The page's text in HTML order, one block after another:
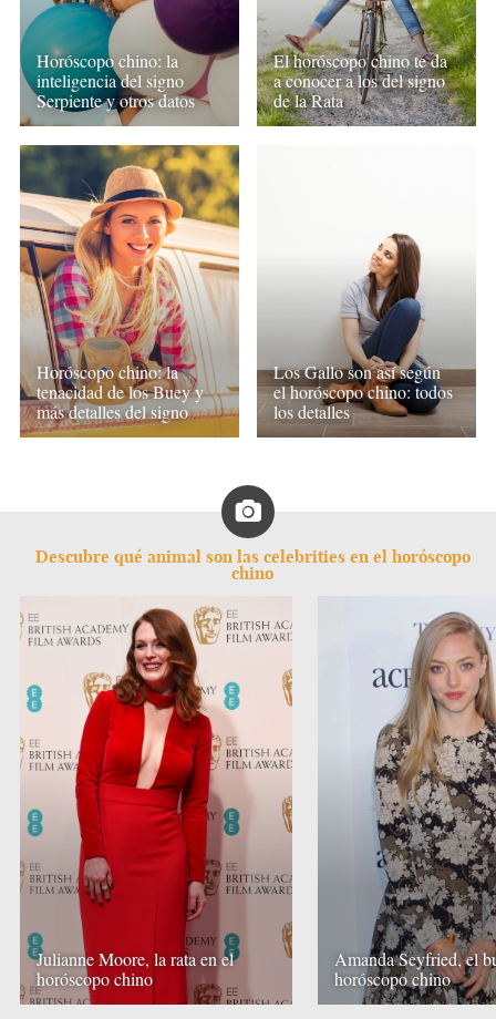
Horóscopo chino: la
inteligencia del signo
Serpiente y otros datos
El horóscopo chino te da
a conocer a los del signo
de la Rata
Horóscopo chino: la
tenacidad de los Buey y
más detalles del signo
Los Gallo son así según
el horóscopo chino: todos
los detalles
Descubre qué animal son las celebrities en el horóscopo
chino
Julianne Moore, la rata en el
horóscopo chino
Amanda Seyfried, el
horóscopo chino